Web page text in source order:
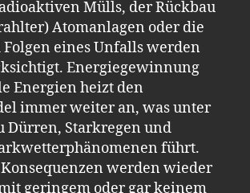
Mülls, der Rückbau
Atomanlagen oder die
Folgen eines Unfalls werden
Energiegewinnung
Energien heizt den
immer weiter an, was unter
Dürren, Starkregen und
führt.
werden wieder
geringem oder gar keinem